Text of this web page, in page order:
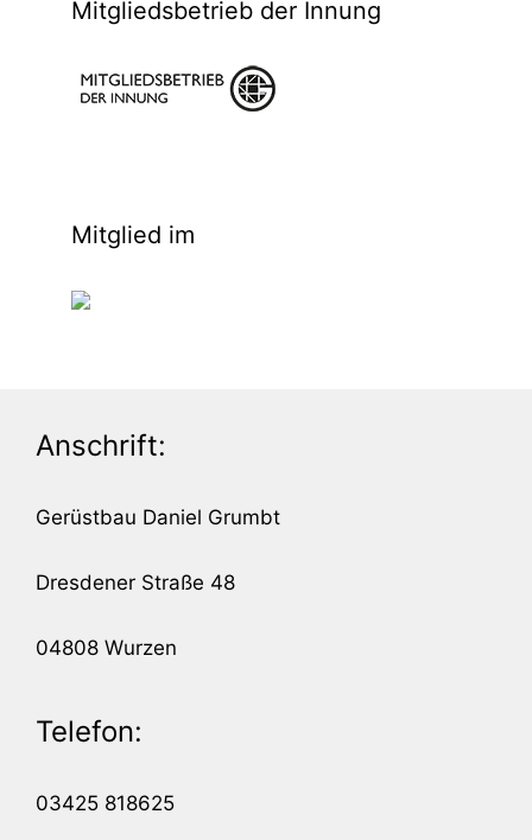
Mitgliedsbetrieb der Innung
Mitglied im
Anschrift:
Gerüstbau Daniel Grumbt
Dresdener Straße 48
04808 Wurzen
Telefon:
03425 818625